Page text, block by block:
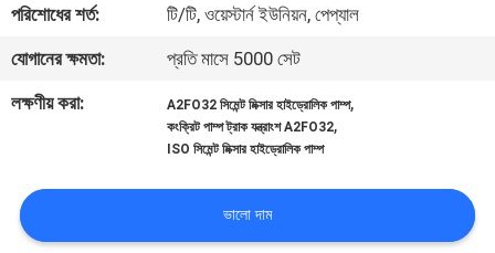
যোগাযোগ
করুন
কেস
পরিশোধের শর্ত:
টি/টি, ওয়েস্টার্ন ইউনিয়ন, পেপ্যাল
যোগানের ক্ষমতা:
প্রতি মাসে 5000 সেট
লক্ষণীয় করা:
A2FO32 সিমেন্ট মিক্সার হাইড্রোলিক পাম্প,
কংক্রিট পাম্প ট্রাক যন্ত্রাংশ A2FO32,
ISO সিমেন্ট মিক্সার হাইড্রোলিক পাম্প
ভালো দাম